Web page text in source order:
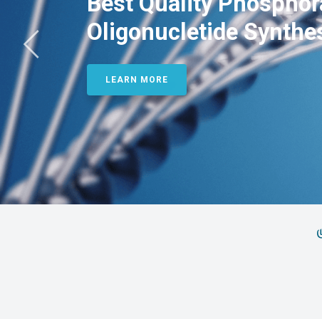
Oligonucletide
LEARN MORE